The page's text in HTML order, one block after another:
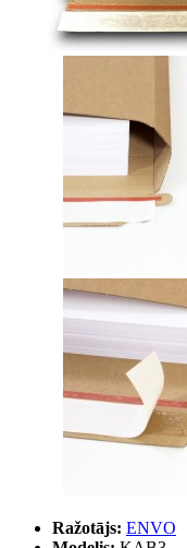
Ražotājs: ENVO